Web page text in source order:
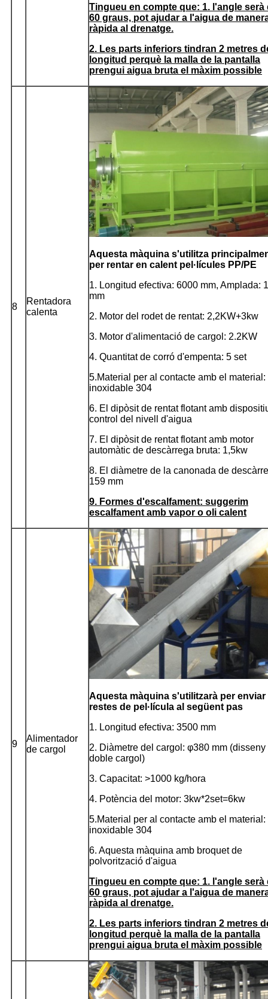
Tingueu en compte que: 1. l'angle serà
60 graus, pot ajudar a l'aigua de
ràpida al drenatge.
2. Les parts inferiors tindran 2 metres
longitud perquè la malla de la pantalla
prengui aigua bruta el màxim possible
8
Rentadora
calenta
Aquesta màquina s'utilitza
per rentar en calent pel·lícules PP/PE
1. Longitud efectiva: 6000 mm, Amplada:
mm
2. Motor del rodet de rentat: 2,2KW+3kw
3. Motor d'alimentació de cargol: 2.2KW
4. Quantitat de corró d'empenta: 5 set
5.Material per al contacte amb el material:
inoxidable 304
6. El dipòsit de rentat flotant amb
control del nivell d'aigua
7. El dipòsit de rentat flotant amb motor
automàtic de descàrrega bruta: 1,5kw
8. El diàmetre de la canonada de
159 mm
9. Formes d'escalfament: suggerim
escalfament amb vapor o oli calent
9
Alimentador
de cargol
Aquesta màquina s'utilitzarà per enviar
restes de pel·lícula al següent pas
1. Longitud efectiva: 3500 mm
2. Diàmetre del cargol: φ380 mm (disseny
doble cargol)
3. Capacitat: >1000 kg/hora
4. Potència del motor: 3kw*2set=6kw
5.Material per al contacte amb el material:
inoxidable 304
6. Aquesta màquina amb broquet de
polvorització d'aigua
Tingueu en compte que: 1. l'angle serà
60 graus, pot ajudar a l'aigua de
ràpida al drenatge.
2. Les parts inferiors tindran 2 metres
longitud perquè la malla de la pantalla
prengui aigua bruta el màxim possible